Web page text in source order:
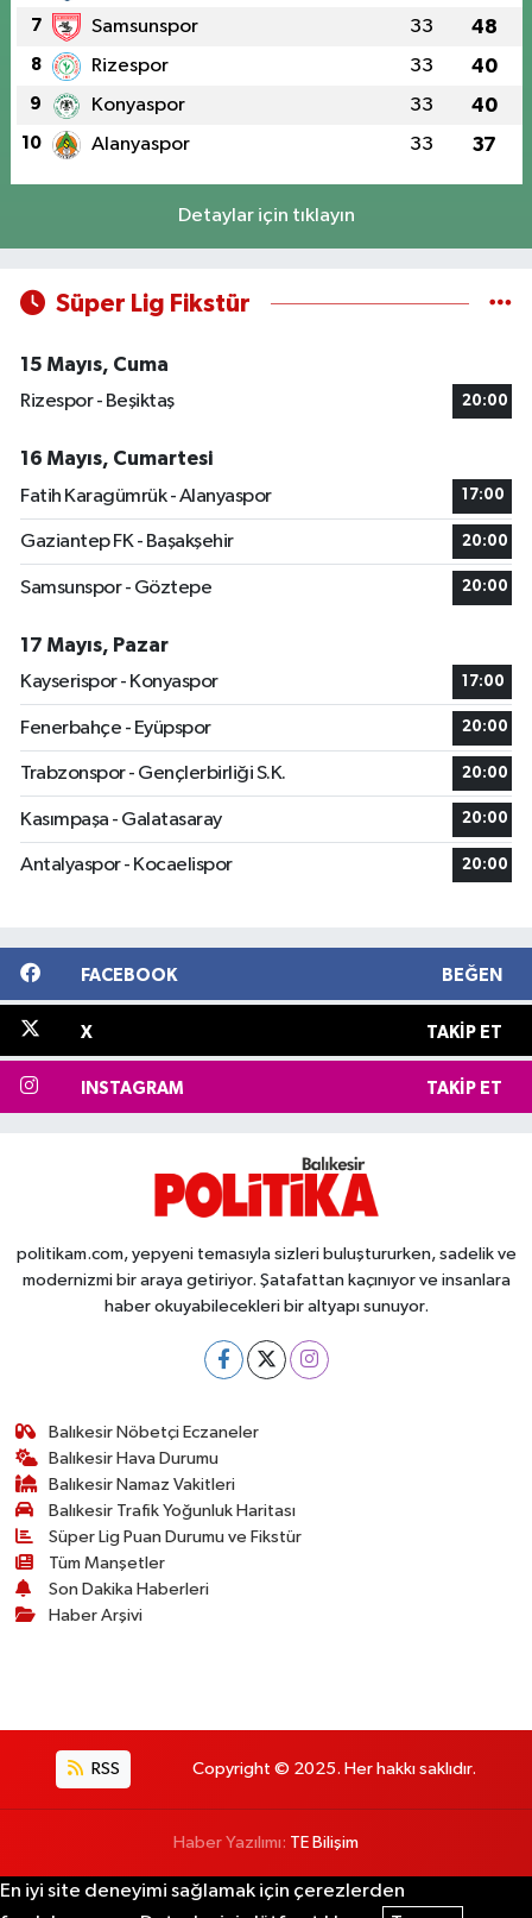
7 Samsunspor 33 48
8 Rizespor 33 40
9 Konyaspor 33 40
10 Alanyaspor 33 37
Detaylar için tıklayın
Süper Lig Fikstür
15 Mayıs, Cuma
Rizespor - Beşiktaş
20:00
16 Mayıs, Cumartesi
Fatih Karagümrük - Alanyaspor
17:00
Gaziantep FK - Başakşehir 20:00
Samsunspor - Göztepe 20:00
17 Mayıs, Pazar
Kayserispor - Konyaspor
17:00
Fenerbahçe - Eyüpspor 20:00
Trabzonspor - Gençlerbirliği S.K. 20:00
Kasımpaşa - Galatasaray 20:00
Antalyaspor - Kocaelispor 20:00
FACEBOOK BEĞEN
X TAKIP ET
INSTAGRAM TAKIP ET
politikam.com, yepyeni temasıyla sizleri buluştururken, sadelik ve
modernizmi bir araya getiriyor. Şatafattan kaçınıyor ve insanlara
haber okuyabilecekleri bir altyapı sunuyor.
Balıkesir Nöbetçi Eczaneler
Balıkesir Hava Durumu
Balıkesir Namaz Vakitleri
Balıkesir Trafik Yoğunluk Haritası
Süper Lig Puan Durumu ve Fikstür
Tüm Manşetler
Son Dakika Haberleri
Haber Arşivi
RSS Copyright © 2025. Her hakkı saklıdır.
Haber Yazılımı: TE Bilişim
En iyi site deneyimi sağlamak için çerezlerden